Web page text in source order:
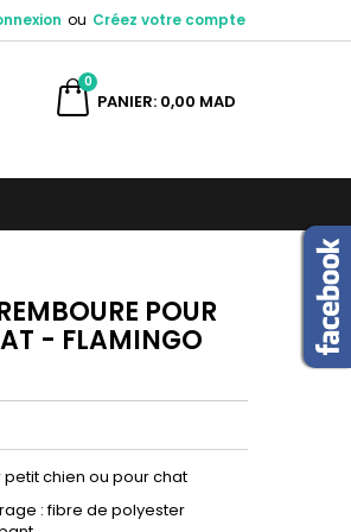
ou Créez votre compte
PANIER
0
0,00 MAD
POUR
- FLAMINGO
chien ou pour chat
: fibre de polyester